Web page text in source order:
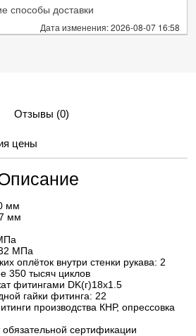
Дата изменения: 2026-08-07 16:58
способы доставки
Отзывы (0)
цены
мм
мм
МПа
оплёток внутри стенки рукава: 2
350 тысяч циклов
фитингами DK(г)18х1.5
гайки фитинга: 22
производства КНР, опрессовка
сертификации